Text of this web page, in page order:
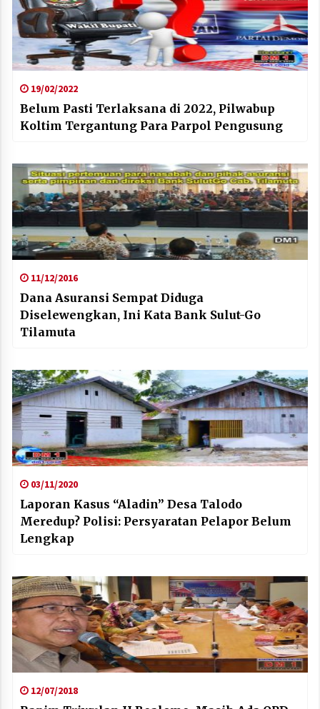
19/02/2022
Belum Pasti Terlaksana di 2022, Pilwabup
Koltim Tergantung Para Parpol Pengusung
11/12/2016
Dana Asuransi Sempat Diduga
Diselewengkan, Ini Kata Bank Sulut-Go
Tilamuta
03/11/2020
Laporan Kasus “Aladin” Desa Talodo
Meredup? Polisi: Persyaratan Pelapor Belum
Lengkap
12/07/2018